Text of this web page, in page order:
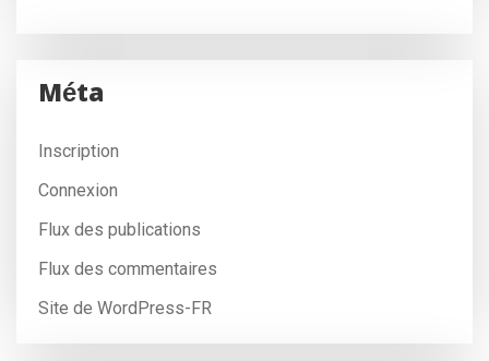
Méta
Inscription
Connexion
Flux des publications
Flux des commentaires
Site de WordPress-FR